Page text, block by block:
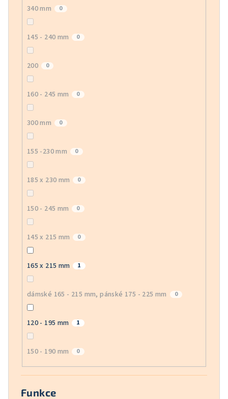
340 mm 0
145 - 240 mm 0
200 0
160 - 245 mm 0
300 mm 0
155 -230 mm 0
185 x 230 mm 0
150 - 245 mm 0
145 x 215 mm 0
165 x 215 mm 1
dámské 165 - 215 mm, pánské 175 - 225 mm 0
120 - 195 mm 1
150 - 190 mm 0
Funkce